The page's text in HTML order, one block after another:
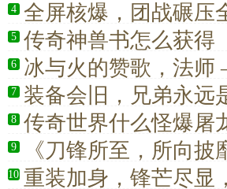
4 全屏核爆，团战碾压
5 传奇神兽书怎么获得
6 冰与火的赞歌，法
7 装备会旧，兄弟永远
8 传奇世界什么怪爆屠
9
《刀锋所至，所向
路》
10 重装加身，锋芒尽显